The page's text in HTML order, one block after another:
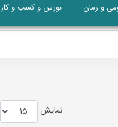
و رمان بورس و کسب و کار
نمايش: